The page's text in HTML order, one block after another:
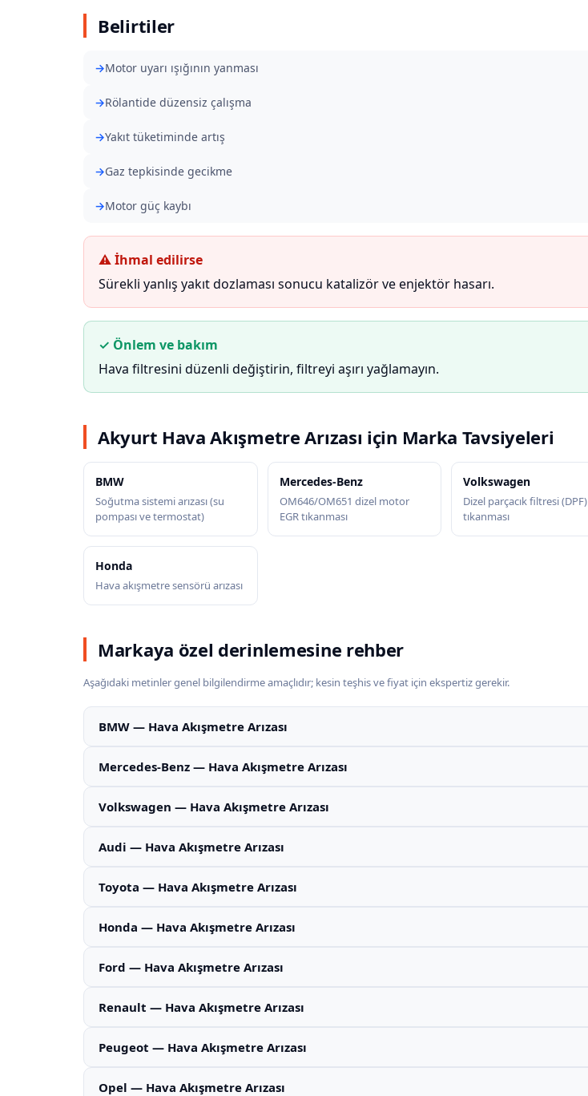
Belirtiler
Motor uyarı ışığının yanması
Rölantide düzensiz çalışma
Yakıt tüketiminde artış
Gaz tepkisinde gecikme
Motor güç kaybı
⚠ İhmal edilirse
Sürekli yanlış yakıt dozlaması sonucu katalizör ve enjektör hasarı.
✓ Önlem ve bakım
Hava filtresini düzenli değiştirin, filtreyi aşırı yağlamayın.
Akyurt Hava Akışmetre Arızası için Marka Tavsiyeleri
BMW
Soğutma sistemi arızası (su
pompası ve termostat)
Mercedes-Benz
OM646/OM651 dizel motor
EGR tıkanması
Volkswagen
Dizel parçacık filtresi (DPF)
tıkanması
Honda
Hava akışmetre sensörü arızası
Markaya özel derinlemesine rehber
Aşağıdaki metinler genel bilgilendirme amaçlıdır; kesin teşhis ve fiyat için ekspertiz gerekir.
BMW — Hava Akışmetre Arızası
Mercedes-Benz — Hava Akışmetre Arızası
Volkswagen — Hava Akışmetre Arızası
Audi — Hava Akışmetre Arızası
Toyota — Hava Akışmetre Arızası
Honda — Hava Akışmetre Arızası
Ford — Hava Akışmetre Arızası
Renault — Hava Akışmetre Arızası
Peugeot — Hava Akışmetre Arızası
Opel — Hava Akışmetre Arızası